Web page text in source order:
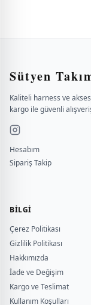
Sütyen
Kaliteli harness ve
kargo ile güvenli
Hesabım
Sipariş Takip
BILGI
Çerez Politikası
Gizlilik Politikası
Hakkımızda
İade ve Değişim
Kargo ve Teslimat
Kullanım Koşulları